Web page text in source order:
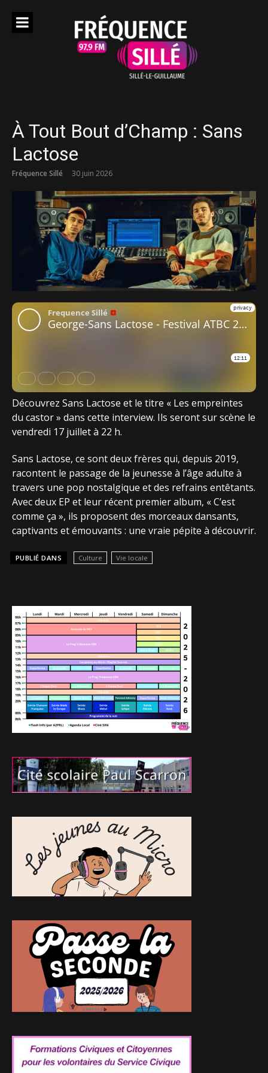
À Tout Bout d’Champ : Sans
Lactose
Fréquence Sillé 30 juin 2026
Découvrez Sans Lactose et le titre « Les empreintes
du castor » dans cette interview. Ils seront sur scène le
vendredi 17 juillet à 22 h.
Sans Lactose, ce sont deux frères qui, depuis 2019,
racontent le passage de la jeunesse à l’âge adulte à
travers une pop nostalgique et des refrains entêtants.
Avec deux EP et leur récent premier album, « C’est
comme ça », ils proposent des morceaux dansants,
captivants et émouvants : une vraie pépite à découvrir.
PUBLIÉ DANS Culture Vie locale